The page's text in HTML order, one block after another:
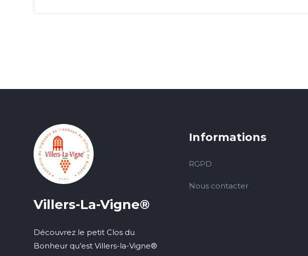
Villers-La-Vigne®
Découvrez le petit Clos du
Bonheur qu’est Villers-la-Vigne®
Informations
RGPD
Nous contacter